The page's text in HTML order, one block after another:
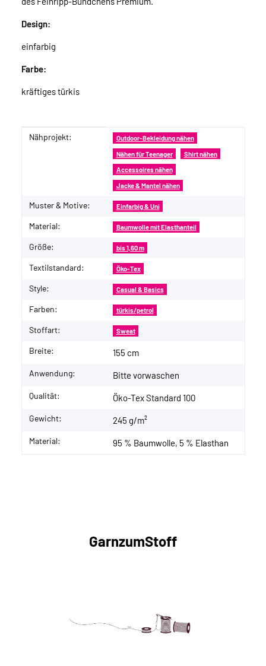
Design:
einfarbig
Farbe:
kräftiges türkis
Produkteigenschaft
Wert
Nähprojekt: Outdoor-Bekleidung nähen
Nähen für Teenager Shirt nähen
Accessoires nähen
Jacke & Mantel nähen
Muster & Motive: Einfarbig & Uni
Material: Baumwolle mit Elasthanteil
Größe: bis 1,60 m
Textilstandard: Öko-Tex
Style: Casual & Basics
Farben: türkis/petrol
Stoffart: Sweat
Breite: 155 cm
Anwendung: Bitte vorwaschen
Qualität: Öko-Tex Standard 100
Gewicht: 245 g/m²
Material: 95 % Baumwolle, 5 % Elasthan
GarnzumStoff